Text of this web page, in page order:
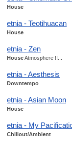
House
etnia - Teotihuacan
House
etnia - Zen
HouseAtmosphere !!...
etnia - Aesthesis
Downtempo
etnia - Asian Moon
House
etnia - My
Chillout/Ambient